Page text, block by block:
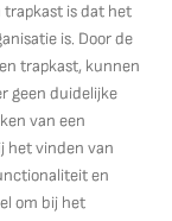
trapkast is dat het
is. Door de
trapkast, kunnen
geen duidelijke
van een
het vinden van
en
om bij het